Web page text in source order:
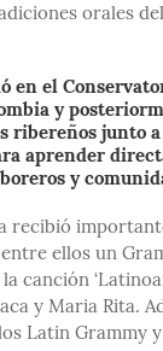
orales
en el
y
ribereños junto
aprender
y
recibió
ellos un
canción
y Maria Rita.
Latin Grammy